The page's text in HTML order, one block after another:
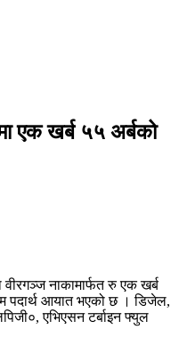
एक खर्ब ५५ अर्बको
नाकामार्फत रु एक खर्ब
पदार्थ आयात भएको छ । डिजेल,
एभिएसन टर्बाइन फ्युल